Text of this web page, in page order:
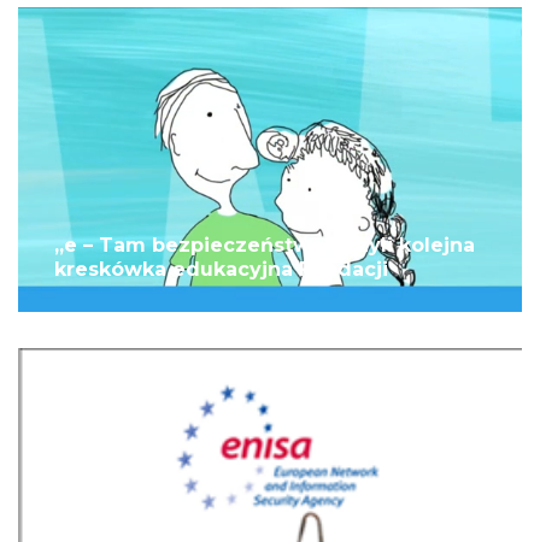
„e – Tam bezpieczeństwo”, czyli kolejna
kreskówka edukacyjna Fundacji